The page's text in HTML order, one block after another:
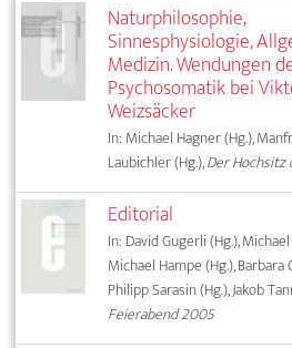
Naturphilosophie,
Sinnesphysiologie,
Medizin. Wendungen
Psychosomatik bei
Weizsäcker
In: Michael Hagner (Hg.),
Laubichler (Hg.),Der Hochsitz
Editorial
In: David Gugerli (Hg.),
Michael Hampe (Hg.), Barbara
Philipp Sarasin (Hg.), Jakob
Feierabend 2005